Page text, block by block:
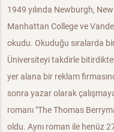
1949 yılında Newburgh,
Manhattan College ve
okudu. Okuduğu sıralarda
Üniversiteyi takdirle
yer alana bir reklam
sonra yazar olarak
romanı "The Thomas
oldu. Aynı roman ile henüz